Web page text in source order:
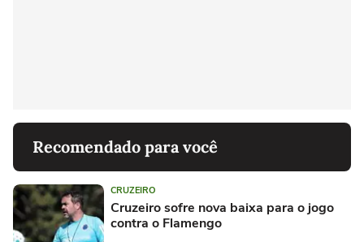
Recomendado para você
CRUZEIRO
Cruzeiro sofre nova baixa para o jogo
contra o Flamengo